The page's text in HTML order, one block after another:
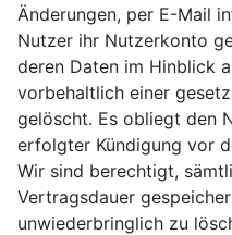
Änderungen, per E-Mail
Nutzer ihr Nutzerkonto
deren Daten im Hinblick
vorbehaltlich einer
gelöscht. Es obliegt den
erfolgter Kündigung vor
Wir sind berechtigt,
Vertragsdauer
unwiederbringlich zu